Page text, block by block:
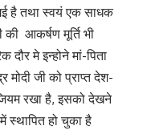
है तथा स्वयं एक साधक
आकर्षण मूर्ति भी
मे इन्होने मां-पिता
जी को प्राप्त देश-
रखा है, इसको देखने
स्थापित हो चुका है